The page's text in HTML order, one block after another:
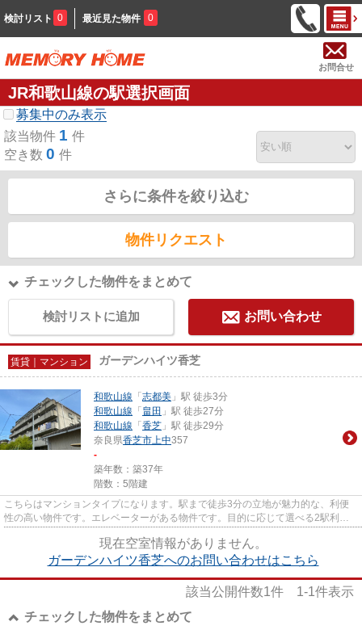
検討リスト 0 最近見た物件 0
お問合せ
JR和歌山線の駅選択画面
募集中のみ表示
該当物件 1 件
空き数 0 件
さらに条件を絞り込む
物件リクエスト
チェックした物件をまとめて
検討リストに追加 お問い合わせ
賃貸｜マンション ガーデンハイツ香芝
和歌山線 「 志都美 」駅 徒歩3分
和歌山線 「 畠田 」駅 徒歩27分
和歌山線 「 香芝 」駅 徒歩29分
奈良県香芝市上中357
-
築年数：築37年
階数：5階建
こちらはマンションタイプになります。駅まで徒歩3分の立地が魅力的な、利便
性の高い物件です。エレベーターがある物件です。目的に応じて選べる2駅利用
現在空室情報がありません。
ガーデンハイツ香芝へのお問い合わせはこちら
該当公開件数1件 1-1件表示
チェックした物件をまとめて